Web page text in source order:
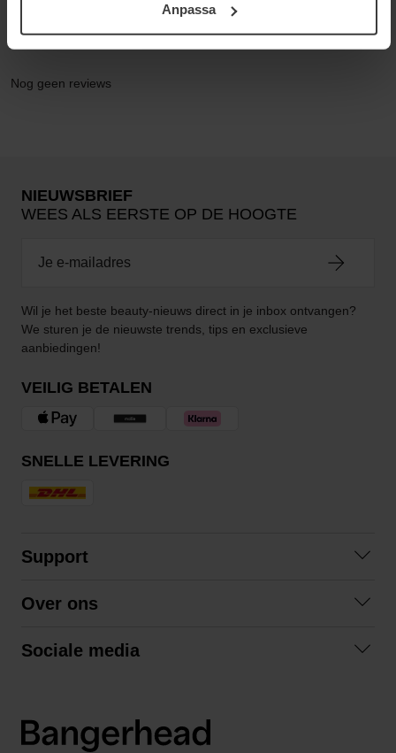
Anpassa
Vragen en antwoorden (0)
Nog geen reviews
NIEUWSBRIEF
WEES ALS EERSTE OP DE HOOGTE
Wil je het beste beauty-nieuws direct in je inbox ontvangen?
We sturen je de nieuwste trends, tips en exclusieve
aanbiedingen!
VEILIG BETALEN
SNELLE LEVERING
Support
Retourneren
Over ons
Sociale media
LinkedIn